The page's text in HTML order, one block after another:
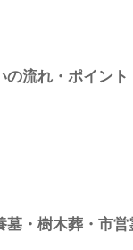
の流れ・ポイント
墓・樹木葬・市